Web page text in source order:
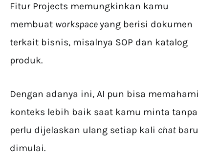
Fitur Projects memungkinkan kamu
membuat workspaceyang berisi dokumen
terkait bisnis, misalnya SOP dan katalog
produk.
Dengan adanya ini, AI pun bisa memahami
konteks lebih baik saat kamu minta tanpa
perlu dijelaskan ulang setiap kali chat baru
dimulai.